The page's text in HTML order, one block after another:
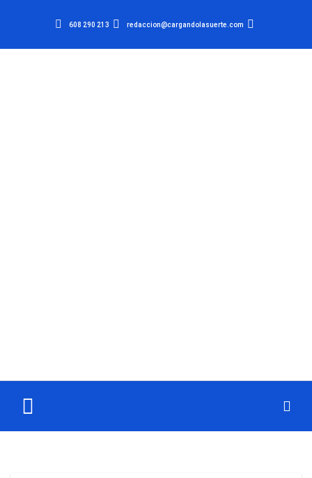
608 290 213 redaccion@cargandolasuerte.com